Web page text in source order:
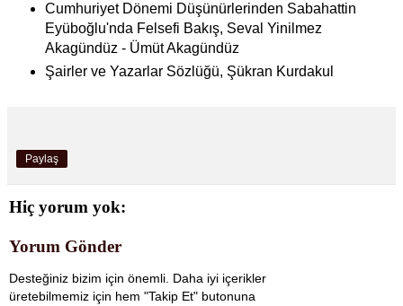
Cumhuriyet Dönemi Düşünürlerinden Sabahattin
Eyüboğlu'nda Felsefi Bakış, Seval Yinilmez
Akagündüz - Ümüt Akagündüz
Şairler ve Yazarlar Sözlüğü, Şükran Kurdakul
Paylaş
Hiç yorum yok:
Yorum Gönder
Desteğiniz bizim için önemli. Daha iyi içerikler
üretebilmemiz için hem "Takip Et" butonuna